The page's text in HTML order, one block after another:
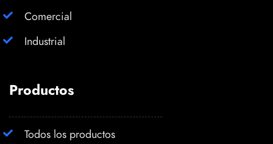
Comercial
Industrial
Productos
Todos los productos